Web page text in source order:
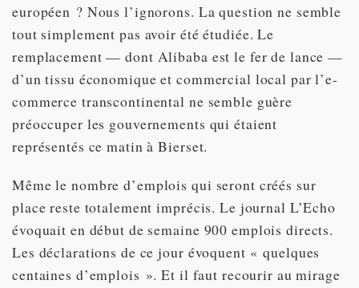
européen ? Nous l’ignorons. La question ne semble
tout simplement pas avoir été étudiée. Le
remplacement — dont Alibaba est le fer de lance —
d’un tissu économique et commercial local par l’e-
commerce transcontinental ne semble guère
préoccuper les gouvernements qui étaient
représentés ce matin à Bierset.
Même le nombre d’emplois qui seront créés sur
place reste totalement imprécis. Le journal L’Echo
évoquait en début de semaine 900 emplois directs.
Les déclarations de ce jour évoquent « quelques
centaines d’emplois ». Et il faut recourir au mirage